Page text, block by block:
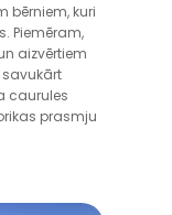
bērniem, kuri
Piemēram,
aizvērtiem
caurules
prasmju